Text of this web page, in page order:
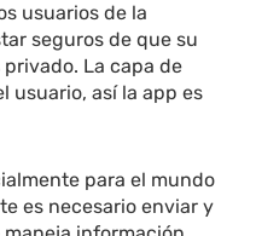
usuarios de la
seguros de que su
La capa de
usuario, así la app es
para el mundo
es necesario enviar y